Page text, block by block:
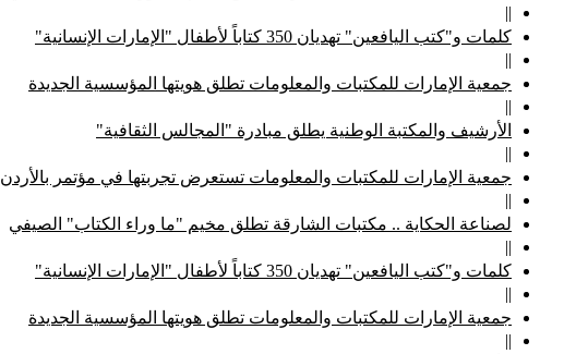
||
كلمات و"كتب اليافعين" تهديان 350 كتاباً لأطفال "الإمارات الإنسانية"
||
جمعية الإمارات للمكتبات والمعلومات تطلق هويتها المؤسسية الجديدة
||
الأرشيف والمكتبة الوطنية يطلق مبادرة "المجالس الثقافية"
||
جمعية الإمارات للمكتبات والمعلومات تستعرض تجربتها في مؤتمر بالأردن
||
لصناعة الحكاية .. مكتبات الشارقة تطلق مخيم "ما وراء الكتاب" الصيفي
||
كلمات و"كتب اليافعين" تهديان 350 كتاباً لأطفال "الإمارات الإنسانية"
||
جمعية الإمارات للمكتبات والمعلومات تطلق هويتها المؤسسية الجديدة
||